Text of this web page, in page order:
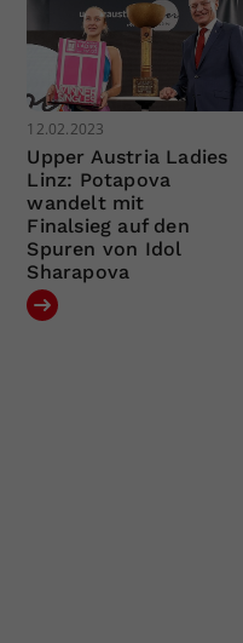
12.02.2023
Upper Austria Ladies
Linz: Potapova
wandelt mit
Finalsieg auf den
Spuren von Idol
Sharapova